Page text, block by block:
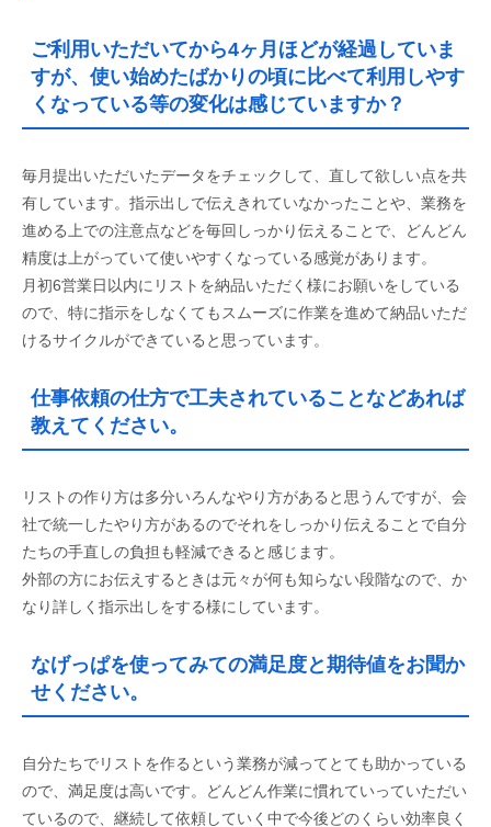
ご利用いただいてから4ヶ月ほどが経過していま
すが、使い始めたばかりの頃に比べて利用しやす
くなっている等の変化は感じていますか？
毎月提出いただいたデータをチェックして、直して欲しい点を共
有しています。指示出しで伝えきれていなかったことや、業務を
進める上での注意点などを毎回しっかり伝えることで、どんどん
精度は上がっていて使いやすくなっている感覚があります。
月初6営業日以内にリストを納品いただく様にお願いをしている
ので、特に指示をしなくてもスムーズに作業を進めて納品いただ
けるサイクルができていると思っています。
仕事依頼の仕方で工夫されていることなどあれば
教えてください。
リストの作り方は多分いろんなやり方があると思うんですが、会
社で統一したやり方があるのでそれをしっかり伝えることで自分
たちの手直しの負担も軽減できると感じます。
外部の方にお伝えするときは元々が何も知らない段階なので、か
なり詳しく指示出しをする様にしています。
なげっぱを使ってみての満足度と期待値をお聞か
せください。
自分たちでリストを作るという業務が減ってとても助かっている
ので、満足度は高いです。どんどん作業に慣れていっていただい
ているので、継続して依頼していく中で今後どのくらい効率良く